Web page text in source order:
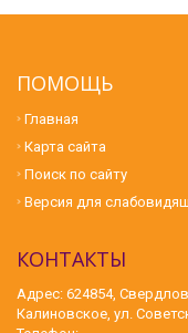
ПОМОЩЬ
Главная
Карта сайта
Поиск по сайту
Версия для
КОНТАКТЫ
Адрес: 624854,
Калиновское, ул.